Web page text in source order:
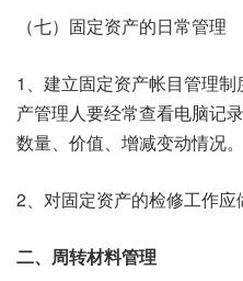
（七）固定资产的日常管理
1、建立固定资产帐目管理
产管理人要经常查看电脑记
数量、价值、增减变动情况。
2、对固定资产的检修工作应
二、周转材料管理